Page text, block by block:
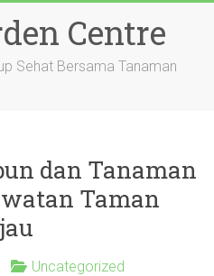
Centre
Sehat Bersama Tanaman
dan Tanaman
Taman
Uncategorized